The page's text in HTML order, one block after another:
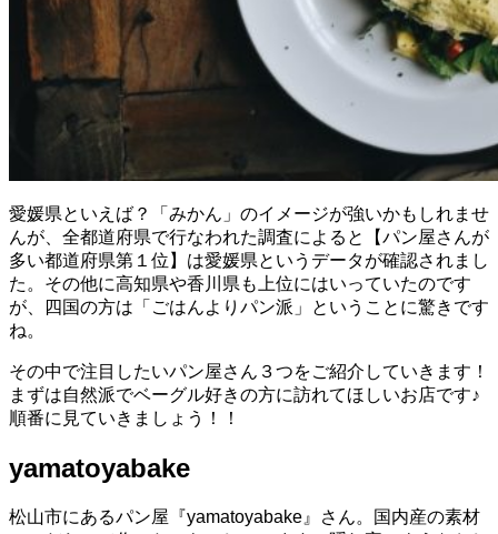
愛媛県といえば？「みかん」のイメージが強いかもしれませ
んが、全都道府県で行なわれた調査によると【パン屋さんが
多い都道府県第１位】は愛媛県というデータが確認されまし
た。その他に高知県や香川県も上位にはいっていたのです
が、四国の方は「ごはんよりパン派」ということに驚きです
ね。
その中で注目したいパン屋さん３つをご紹介していきます！
まずは自然派でベーグル好きの方に訪れてほしいお店です♪
順番に見ていきましょう！！
yamatoyabake
松山市にあるパン屋『yamatoyabake』さん。国内産の素材